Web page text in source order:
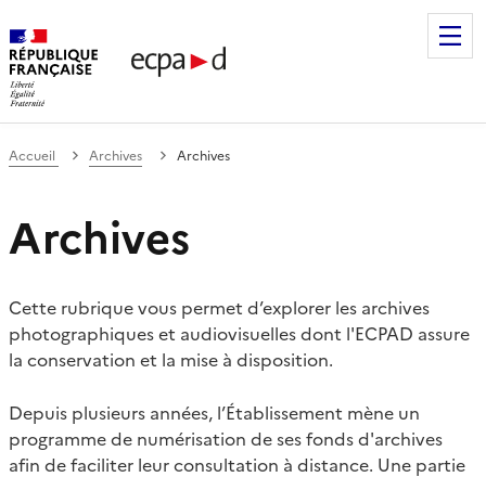
de communication et de production
Accueil Archives Archives
Archives
Cette rubrique vous permet d’explorer les archives
photographiques et audiovisuelles dont l'ECPAD assure
la conservation et la mise à disposition.
Depuis plusieurs années, l’Établissement mène un
programme de numérisation de ses fonds d'archives
afin de faciliter leur consultation à distance. Une partie